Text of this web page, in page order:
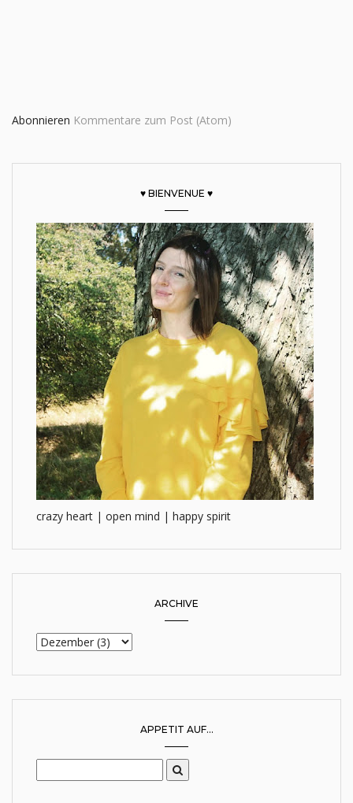
Abonnieren Kommentare zum Post (Atom)
♥ BIENVENUE ♥
crazy heart | open mind | happy spirit
ARCHIVE
APPETIT AUF...